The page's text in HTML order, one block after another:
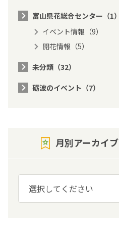
富山県花総合センター（1）
イベント情報（9）
開花情報（5）
未分類（32）
砺波のイベント（7）
月別アーカイブ